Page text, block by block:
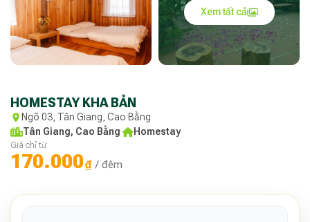
Xem tất cả
HOMESTAY KHA BẢN
Ngõ 03, Tân Giang, Cao Bằng
Tân Giang, Cao Bằng· Homestay
Giá chỉ từ
170.000₫ / đêm